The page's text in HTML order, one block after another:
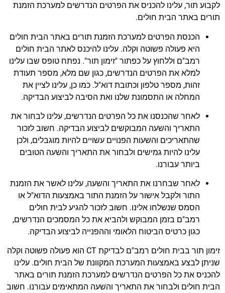
לקבוע תור, עלינו להכניס את הפרטים הנדרשים למערכת הזמנת
תורים באתר הבית חולים.
הכנסת הפרטים למערכת הזמנת תורים באתר הבית חולים
היא פעולה פשוטה וקלה. עלינו להיכנס לאתר הבית חולים
רמב"ם וללחוץ על כפתור "זימון תור". נפתח טופס שבו עלינו
למלא את הפרטים הנדרשים, כגון שם מלא, מספר תעודת
זהות, מספר טלפון וכתובת דוא"ל. כמו כן, עלינו לציין את
המחלה או התסמונת שלנו ואת הסיבה לביצוע הבדיקה.
לאחר שהכנסנו את כל הפרטים הנדרשים, עלינו לבחור את
התאריך והשעה המבוקשים לביצוע הבדיקה. חשוב לזכור
שהתאריכים והשעות הפנויים עשויים להיות מוגבלים, ולכן
עלינו להיות גמישים ולבחור את התאריך והשעה הטובים
ביותר עבורנו.
לאחר שבחרנו את התאריך והשעה, עלינו לאשר את הזמנת
התור ולקבל אישור על הזמנת התור באמצעות הדוא"ל או
הסמס שנשלחו אלינו. חשוב לזכור להגיע לבית חולים
רמב"ם בזמן המבוקש ולהביא את כל המסמכים הנדרשים,
כגון כרטיס הביטוח הלאומי וההפנייה לביצוע הבדיקה.
זימון תור בבית חולים רמב"ם לבדיקת CT הוא פעולה פשוטה וקלה
שניתן לבצע באמצעות המערכת המקוונת של הבית חולים. עלינו
להכניס את כל הפרטים הנדרשים למערכת הזמנת תורים באתר
הבית חולים ולבחור את התאריך והשעה המתאימים עבורנו. חשוב